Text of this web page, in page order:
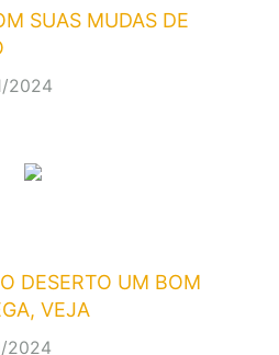
SUAS MUDAS DE
2024
DESERTO UM BOM
VEJA
2024